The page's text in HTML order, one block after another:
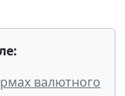
валютного